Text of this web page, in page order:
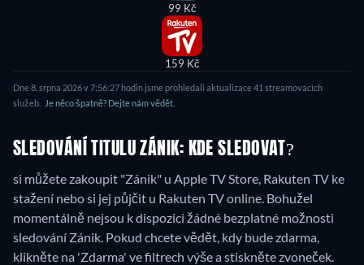
99 Kč
159 Kč
Dne 8. srpna 2026 v 7:56:27 hodin jsme prohledali aktualizace 41 streamovacích
služeb.
Je něco špatně? Dejte nám vědět.
SLEDOVÁNÍ TITULU ZÁNIK: KDE SLEDOVAT?
si můžete zakoupit "Zánik" u Apple TV Store, Rakuten TV ke
stažení nebo si jej půjčit u Rakuten TV online. Bohužel
momentálně nejsou k dispozici žádné bezplatné možnosti
sledování Zánik. Pokud chcete vědět, kdy bude zdarma,
klikněte na 'Zdarma' ve filtrech výše a stiskněte zvoneček.